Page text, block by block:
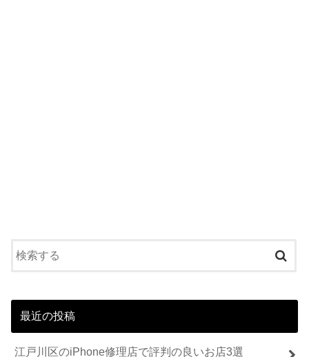
最近の投稿
江戸川区のiPhone修理店で評判の良いお店3選